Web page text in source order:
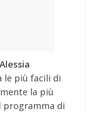
le più facili di
la più
programma di